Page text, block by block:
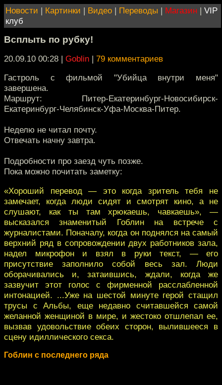
Новости | Картинки | Видео | Переводы | Магазин | VIP
клуб
Всплыть по рубку!
20.09.10 00:28 | Goblin | 79 комментариев
Гастроль с фильмой "Убийца внутри меня"
завершена.
Маршрут: Питер-Екатеринбург-Новосибирск-
Екатеринбург-Челябинск-Уфа-Москва-Питер.
Неделю не читал почту.
Отвечать начну завтра.
Подробности про заезд чуть позже.
Пока можно почитать заметку:
«Хороший перевод — это когда зритель тебя не
замечает, когда люди сидят и смотрят кино, а не
слушают, как ты там хрюкаешь, чавкаешь», —
высказался знаменитый Гоблин на встрече с
журналистами. Поначалу, когда он поднялся на самый
верхний ряд в сопровождении двух работников зала,
надел микрофон и взял в руки текст, — его
присутствие заполнило собой весь зал. Люди
оборачивались и, затаившись, ждали, когда же
зазвучит этот голос с фирменной расслабленной
интонацией. ...Уже на шестой минуте герой стащил
трусы с Альбы, еще недавно считавшейся самой
желанной женщиной в мире, и жестоко отшлепал ее,
вызвав удовольствие обеих сторон, вылившееся в
сцену идиллического секса.
Гоблин с последнего ряда